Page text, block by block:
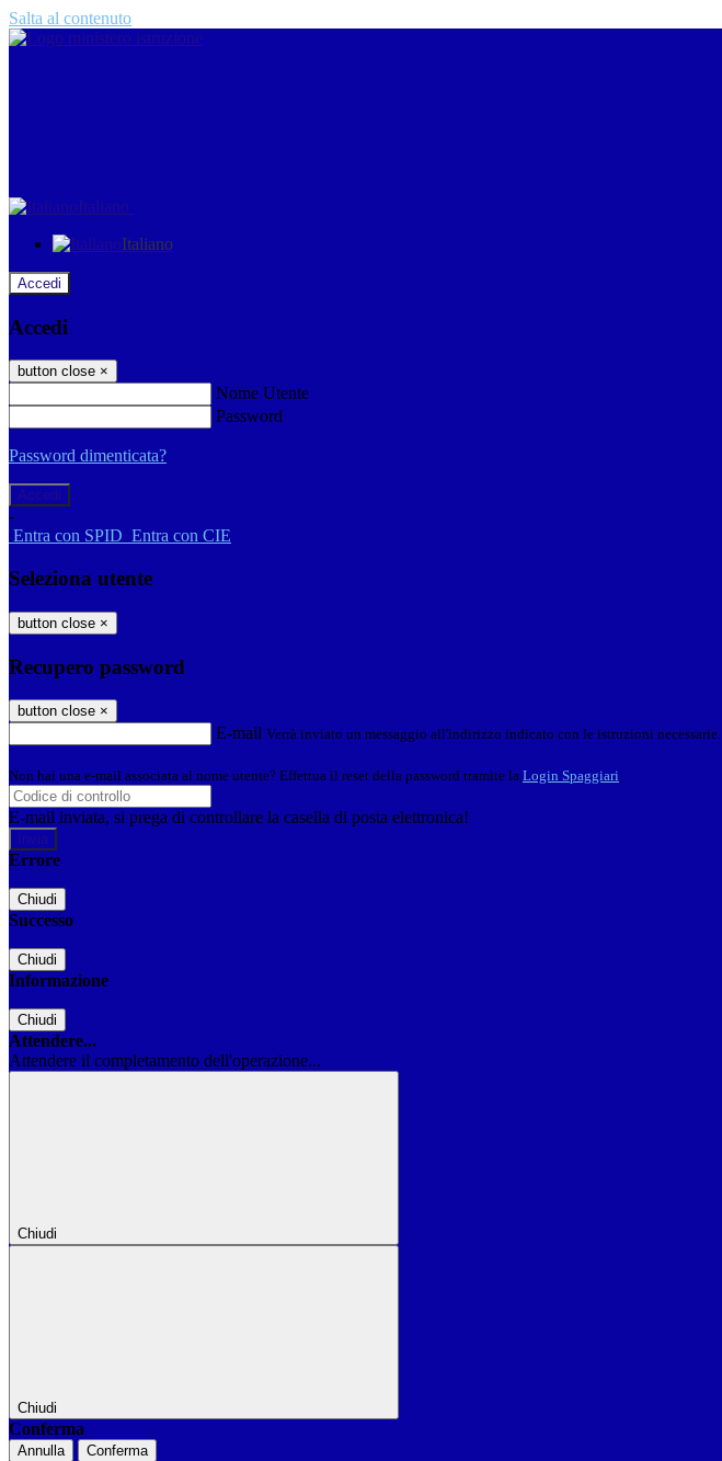
Salta al contenuto
Italiano
Italiano
Accedi
Accedi
button close ×
Nome Utente
Password
Password dimenticata?
-
Entra con SPID Entra con CIE
Seleziona utente
button close ×
Recupero password
button close ×
E-mail Verrà inviato un messaggio all'indirizzo indicato con le istruzioni necessarie.
Non hai una e-mail associata al nome utente? Effettua il reset della password tramite la Login Spaggiari
E-mail inviata, si prega di controllare la casella di posta elettronica!
Errore
Chiudi
Successo
Chiudi
Informazione
Chiudi
Attendere...
Attendere il completamento dell'operazione...
Chiudi
Chiudi
Conferma
Annulla Conferma